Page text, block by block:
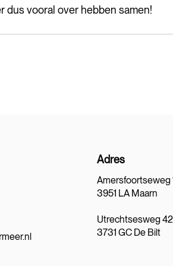
dus vooral over hebben samen!
Adres
Amersfoortseweg
3951 LA Maarn
Utrechtsesweg
3731 GC De Bilt